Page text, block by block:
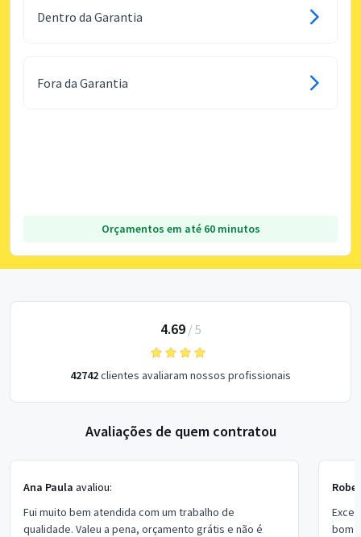
Dentro da Garantia
Fora da Garantia
Orçamentos em até 60 minutos
4.69/ 5
42742clientes avaliaram nossos profissionais
Avaliações de quem contratou
Ana Paula avaliou:
Fui muito bem atendida com um trabalho de
qualidade. Valeu a pena, orçamento grátis e não é
bom